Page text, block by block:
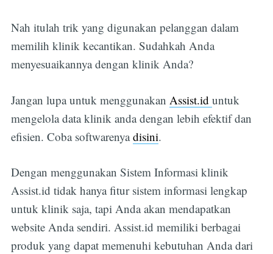
Nah itulah trik yang digunakan pelanggan dalam
memilih klinik kecantikan. Sudahkah Anda
menyesuaikannya dengan klinik Anda?
Jangan lupa untuk menggunakan Assist.id untuk
mengelola data klinik anda dengan lebih efektif dan
efisien. Coba softwarenyadisini.
Dengan menggunakan Sistem Informasi klinik
Assist.id tidak hanya fitur sistem informasi lengkap
untuk klinik saja, tapi Anda akan mendapatkan
website Anda sendiri. Assist.id memiliki berbagai
produk yang dapat memenuhi kebutuhan Anda dari